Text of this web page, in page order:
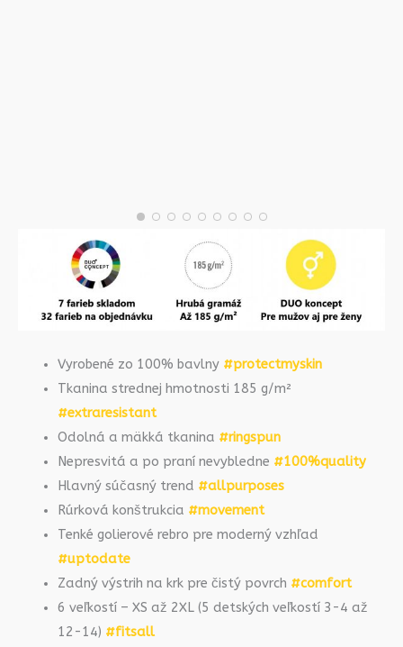
Vyrobené zo 100% bavlny #protectmyskin
Tkanina strednej hmotnosti 185 g/m²
#extraresistant
Odolná a mäkká tkanina #ringspun
Nepresvitá a po praní nevybledne #100%quality
Hlavný súčasný trend #allpurposes
Rúrková konštrukcia #movement
Tenké golierové rebro pre moderný vzhľad
#uptodate
Zadný výstrih na krk pre čistý povrch #comfort
6 veľkostí – XS až 2XL (5 detských veľkostí 3-4 až
12-14) #fitsall